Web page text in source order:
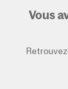
Vous